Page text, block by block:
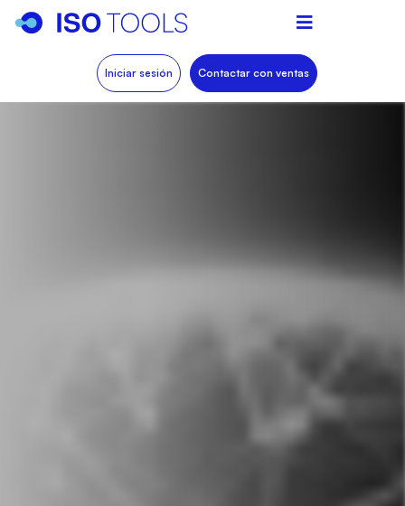
Iniciar sesión Contactar con ventas